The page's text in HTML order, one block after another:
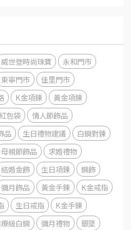
威世登時尚珠寶
永和門市
東寧門市
佳里門市
K金項鍊
黃金項鍊
包袋
情人節飾品
品 生日禮物建議
白鋼對鍊
母親節飾品
求婚禮物
結婚金飾 生日項鍊
鋼飾
彌月飾品 黃金手鍊
K金戒指
生日戒指
K金手鍊
級白鋼 彌月禮物 銀墜